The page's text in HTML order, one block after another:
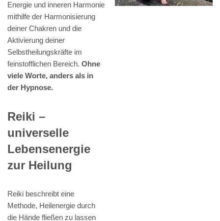
Energie und inneren Harmonie
mithilfe der Harmonisierung
deiner Chakren und die
Aktivierung deiner
Selbstheilungskräfte im
feinstofflichen Bereich. Ohne
viele Worte, anders als in
der Hypnose.
Reiki –
universelle
Lebensenergie
zur Heilung
Reiki beschreibt eine
Methode, Heilenergie durch
die Hände fließen zu lassen